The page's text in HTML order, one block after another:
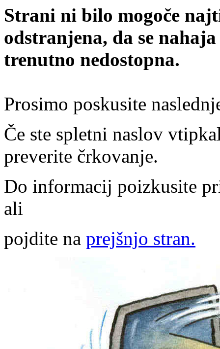
Strani ni bilo mogoče
odstranjena, da se
trenutno nedostopna.
Prosimo poskusite
Če ste spletni naslov
preverite črkovanje.
Do informacij poizkusite
ali
pojdite na prejšnjo stran.